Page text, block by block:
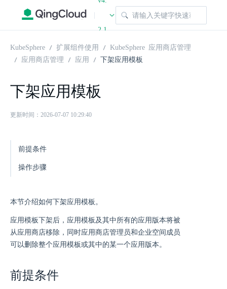
|
2.1
KubeSphere 扩展组件使用
KubeSphere 应用商店管理
应用商店管理
应用 下架应用模板
下架应用模板
更新时间：2026-07-07 10:29:40
前提条件
操作步骤
本节介绍如何下架应用模板。
应用模板下架后，应用模板及其中所有的应用版本将被
从应用商店移除，同时应用商店管理员和企业空间成员
可以删除整个应用模板或其中的某一个应用版本。
前提条件